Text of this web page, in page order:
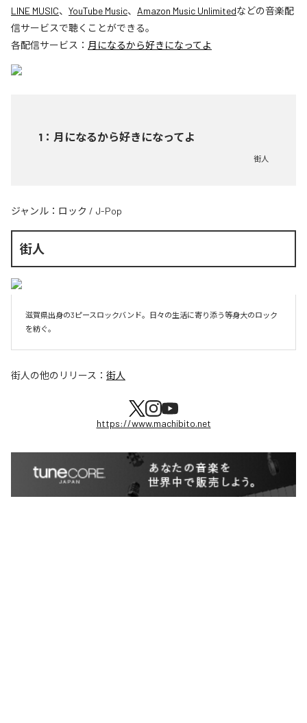
LINE MUSIC、 YouTube Music、 Amazon Music Unlimitedなどの音楽配
信サービスで聴くことができる。
各配信サービス： 月になるから好きになってよ
1 ： 月になるから好きになってよ
街人
ジャンル： ロック / J-Pop
街人
滋賀県出身の3ピースロックバンド。日々の生活に寄り添う等身大のロック
を紡ぐ。
街人 の他のリリース： 街人
https://www.machibito.net